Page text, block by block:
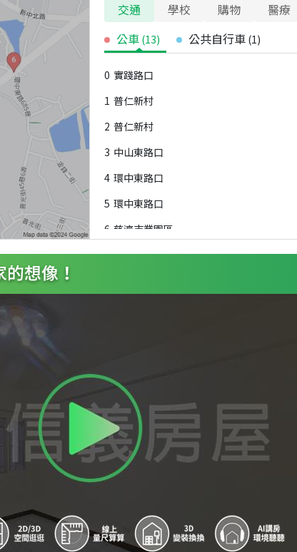
交通 學校 購物 醫療
公車 (13) 公共自行車 (1)
0 實踐路口
1 普仁新村
2 普仁新村
3 中山東路口
4 環中東路口
5 環中東路口
6 慈濟志業園區
7 普仁(中原夜市)
C 退輔會